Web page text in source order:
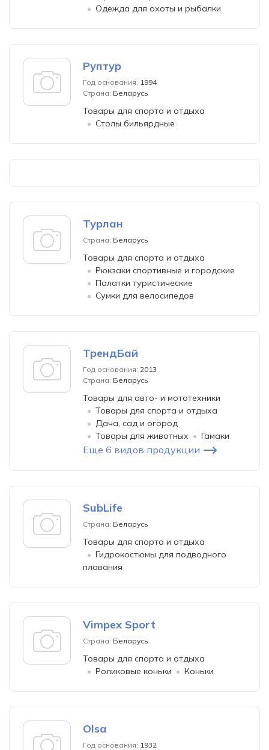
Одежда для охоты и рыбалки
Руптур
Год основания: 1994
Страна: Беларусь
Товары для спорта и отдыха
Столы бильярдные
Турлан
Страна: Беларусь
Товары для спорта и отдыха
Рюкзаки спортивные и городские
Палатки туристические
Сумки для велосипедов
ТрендБай
Год основания: 2013
Страна: Беларусь
Товары для авто- и мототехники
Товары для спорта и отдыха
Дача, сад и огород
Товары для животных
Гамаки
Еще 6 видов продукции
SubLife
Страна: Беларусь
Товары для спорта и отдыха
Гидрокостюмы для подводного
плавания
Vimpex Sport
Страна: Беларусь
Товары для спорта и отдыха
Роликовые коньки
Коньки
Olsa
Год основания: 1932